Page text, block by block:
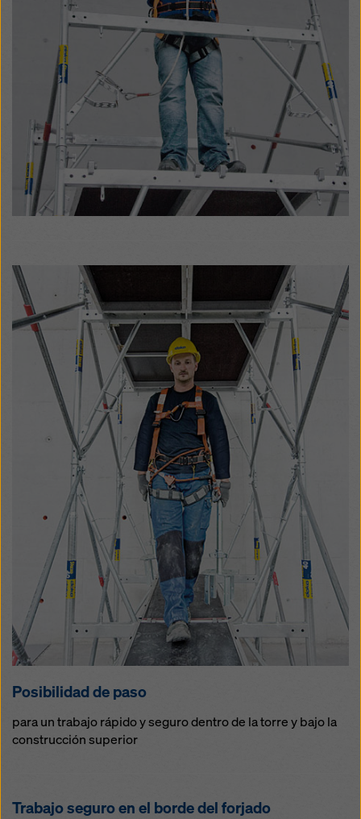
Posibilidad de paso
para un trabajo rápido y seguro dentro de la torre y bajo la
construcción superior
Trabajo seguro en el borde del forjado